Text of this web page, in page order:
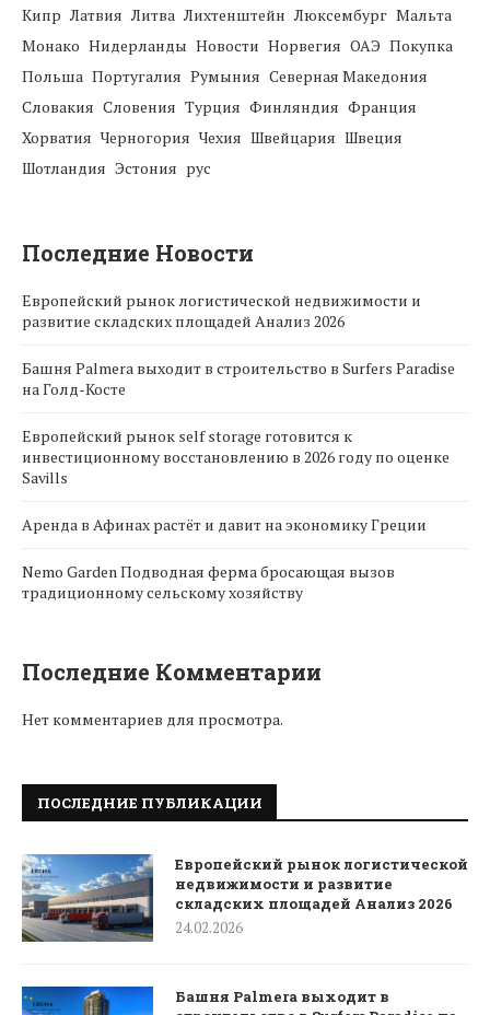
Кипр Латвия Литва Лихтенштейн Люксембург Мальта
Монако Нидерланды Новости Норвегия ОАЭ Покупка
Польша Португалия Румыния Северная Македония
Словакия Словения Турция Финляндия Франция
Хорватия Черногория Чехия Швейцария Швеция
Шотландия Эстония рус
Последние Новости
Европейский рынок логистической недвижимости и
развитие складских площадей Анализ 2026
Башня Palmera выходит в строительство в Surfers Paradise
на Голд-Косте
Европейский рынок self storage готовится к
инвестиционному восстановлению в 2026 году по оценке
Savills
Аренда в Афинах растёт и давит на экономику Греции
Nemo Garden Подводная ферма бросающая вызов
традиционному сельскому хозяйству
Последние Комментарии
Нет комментариев для просмотра.
ПОСЛЕДНИЕ ПУБЛИКАЦИИ
Европейский рынок логистической
недвижимости и развитие
складских площадей Анализ 2026
24.02.2026
Башня Palmera выходит в